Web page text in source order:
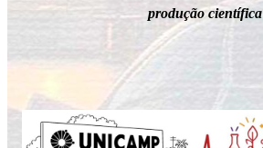
produção científica